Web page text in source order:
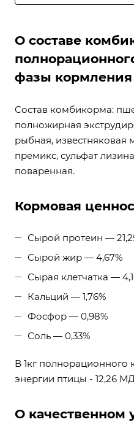
О составе
фазы кормления
Состав комбикорма:
полножирная
рыбная, известняковая
премикс, сульфат
поваренная.
Кормовая
Сырой протеин —
Сырой жир — 4,67%
Сырая клетчатка —
Кальций — 1,76%
Фосфор — 0,98%
Соль — 0,33%
В 1кг
энергии птицы - 12,26
О качественном